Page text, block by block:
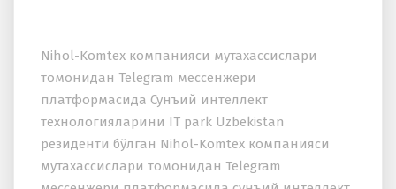
Nihol-Komtex компанияси мутаxассислари
томонидан Telegram мессенжери
платформасида Сунъий интеллект
теxнологияларини IT park Uzbekistan
резиденти бўлган Nihol-Komtex компанияси
мутаxассислари томонидан Telegram